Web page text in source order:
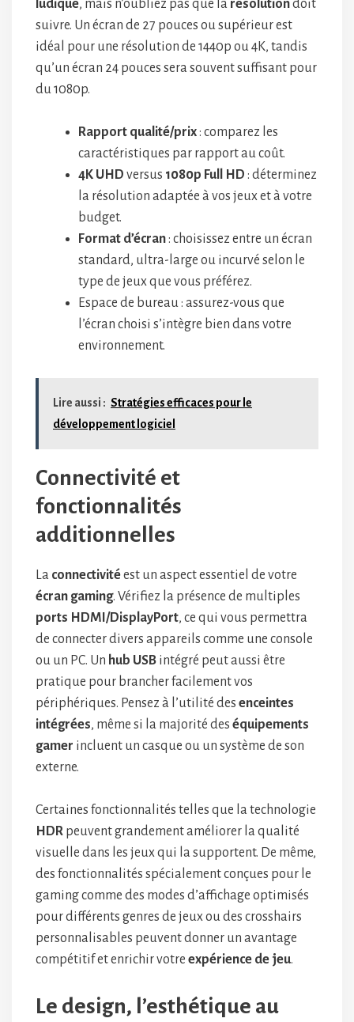
ludique, mais n’oubliez pas que la résolutiondoit
suivre. Un écran de 27 pouces ou supérieur est
idéal pour une résolution de 1440p ou 4K, tandis
qu’un écran 24 pouces sera souvent suffisant pour
du 1080p.
Rapport qualité/prix: comparez les
caractéristiques par rapport au coût.
4K UHD versus 1080p Full HD : déterminez
la résolution adaptée à vos jeux et à votre
budget.
Format d’écran: choisissez entre un écran
standard, ultra-large ou incurvé selon le
type de jeux que vous préférez.
Espace de bureau : assurez-vous que
l’écran choisi s’intègre bien dans votre
environnement.
Lire aussi : Stratégies efficaces pour le
développement logiciel
Connectivité et
fonctionnalités
additionnelles
La connectivitéest un aspect essentiel de votre
écran gaming. Vérifiez la présence de multiples
ports HDMI/DisplayPort, ce qui vous permettra
de connecter divers appareils comme une console
ou un PC. Un hub USB intégré peut aussi être
pratique pour brancher facilement vos
périphériques. Pensez à l’utilité des enceintes
intégrées, même si la majorité des équipements
gamer incluent un casque ou un système de son
externe.
Certaines fonctionnalités telles que la technologie
HDR peuvent grandement améliorer la qualité
visuelle dans les jeux qui la supportent. De même,
des fonctionnalités spécialement conçues pour le
gaming comme des modes d’affichage optimisés
pour différents genres de jeux ou des crosshairs
personnalisables peuvent donner un avantage
compétitif et enrichir votre expérience de jeu.
Le design, l’esthétique au